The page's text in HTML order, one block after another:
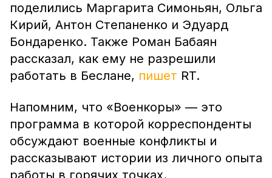
поделились Маргарита Симоньян, Ольга
Кирий, Антон Степаненко и Эдуард
Бондаренко. Также Роман Бабаян
рассказал, как ему не разрешили
работать в Беслане, пишет RT.
Напомним, что «Военкоры» — это
программа в которой корреспонденты
обсуждают военные конфликты и
рассказывают истории из личного опыта
работы в горячих точках.